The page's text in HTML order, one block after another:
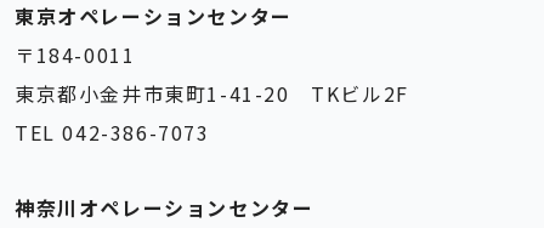
東京オペレーションセンター
〒184-0011
東京都小金井市東町1-41-20 TKビル2F
TEL 042-386-7073
神奈川オペレーションセンター